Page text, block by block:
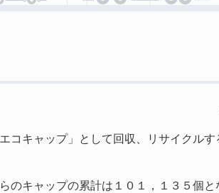
コキャップ」として回収、リサイクル
キャップの累計は１０１，１３５個と